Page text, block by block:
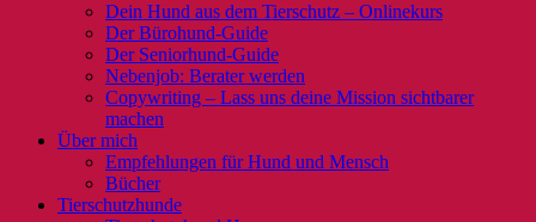
Dein Hund aus dem Tierschutz – Onlinekurs
Der Bürohund-Guide
Der Seniorhund-Guide
Nebenjob: Berater werden
Copywriting – Lass uns deine Mission sichtbarer
machen
Über mich
Empfehlungen für Hund und Mensch
Bücher
Tierschutzhunde